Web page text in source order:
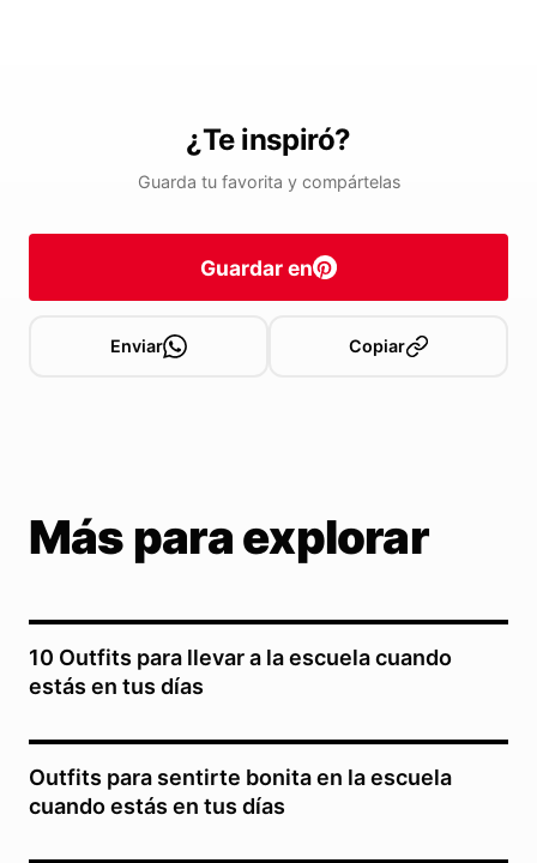
¿Te inspiró?
Guarda tu favorita y compártelas
Guardar en
Enviar Copiar
Más para explorar
10 Outfits para llevar a la escuela cuando
estás en tus días
Outfits para sentirte bonita en la escuela
cuando estás en tus días